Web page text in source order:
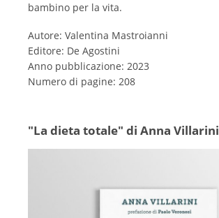
bambino per la vita.
Autore: Valentina Mastroianni
Editore: De Agostini
Anno pubblicazione: 2023
Numero di pagine: 208
"La dieta totale" di Anna Villarini